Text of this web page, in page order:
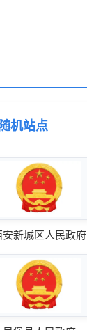
随机站点
安新城区人民政府